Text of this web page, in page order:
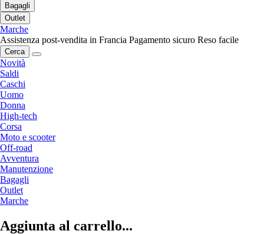
Bagagli
Outlet
Marche
Assistenza post-vendita in Francia Pagamento sicuro Reso facile
Cerca
Novità
Saldi
Caschi
Uomo
Donna
High-tech
Corsa
Moto e scooter
Off-road
Avventura
Manutenzione
Bagagli
Outlet
Marche
Aggiunta al carrello...